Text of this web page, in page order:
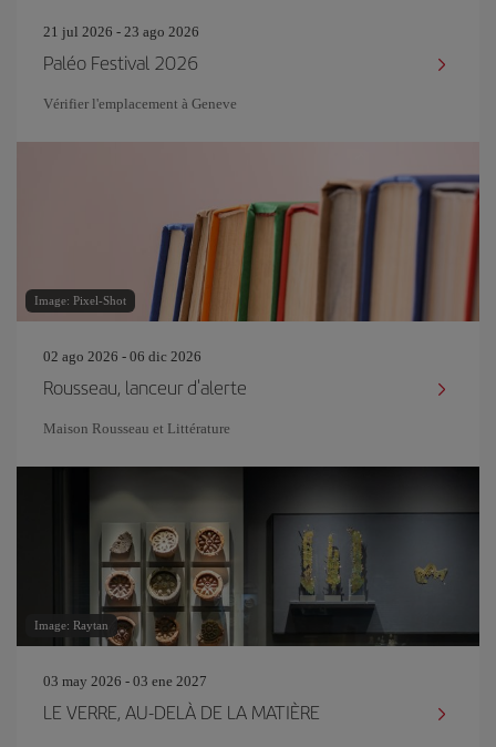
21 jul 2026 - 23 ago 2026
Paléo Festival 2026
Vérifier l'emplacement à Geneve
Image: Pixel-Shot
02 ago 2026 - 06 dic 2026
Rousseau, lanceur d'alerte
Maison Rousseau et Littérature
Image: Raytan
03 may 2026 - 03 ene 2027
LE VERRE, AU-DELÀ DE LA MATIÈRE